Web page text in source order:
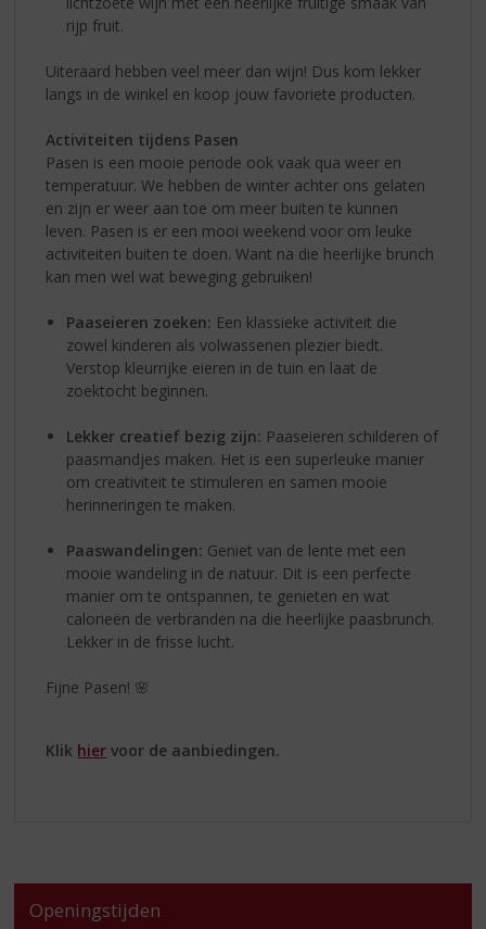
rijp fruit.
Uiteraard hebben veel meer dan wijn! Dus kom lekker
langs in de winkel en koop jouw favoriete producten.
Activiteiten tijdens Pasen
Pasen is een mooie periode ook vaak qua weer en
temperatuur. We hebben de winter achter ons gelaten
en zijn er weer aan toe om meer buiten te kunnen
leven. Pasen is er een mooi weekend voor om leuke
activiteiten buiten te doen. Want na die heerlijke brunch
kan men wel wat beweging gebruiken!
Paaseieren zoeken: Een klassieke activiteit die
zowel kinderen als volwassenen plezier biedt.
Verstop kleurrijke eieren in de tuin en laat de
zoektocht beginnen.
Lekker creatief bezig zijn: Paaseieren schilderen of
paasmandjes maken. Het is een superleuke manier
om creativiteit te stimuleren en samen mooie
herinneringen te maken.
Paaswandelingen: Geniet van de lente met een
mooie wandeling in de natuur. Dit is een perfecte
manier om te ontspannen, te genieten en wat
calorieën de verbranden na die heerlijke paasbrunch.
Lekker in de frisse lucht.
Fijne Pasen! 🌸
Klik hier voor de aanbiedingen.
Openingstijden